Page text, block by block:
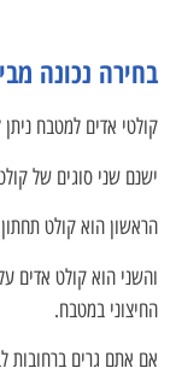
בחירה נכונה
קולטי אדים למטבח
ישנם שני סוגים של
הראשון הוא קולט
והשני הוא קולט אדים
החיצוני במטבח.
אם אתם גרים ברחובות